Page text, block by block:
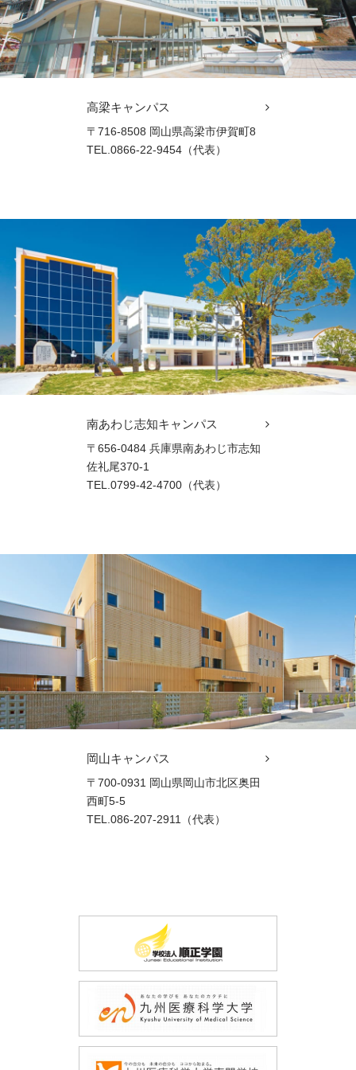
高梁キャンパス
〒716-8508 岡山県高梁市伊賀町8
TEL.0866-22-9454（代表）
南あわじ志知キャンパス
〒656-0484 兵庫県南あわじ市志知
佐礼尾370-1
TEL.0799-42-4700（代表）
岡山キャンパス
〒700-0931 岡山県岡山市北区奥田
西町5-5
TEL.086-207-2911（代表）